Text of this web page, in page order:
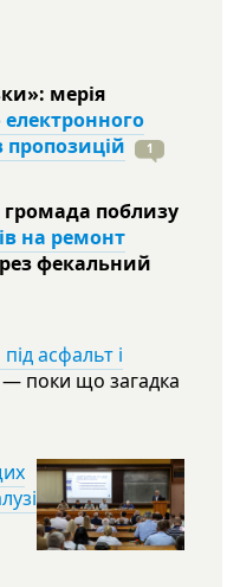
мерія
пропозицій
1
громада поблизу
на ремонт
фекальний
асфальт і
— поки що загадка